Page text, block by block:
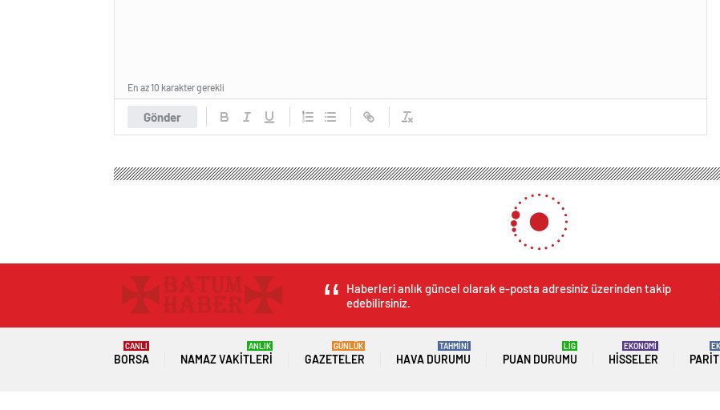
Gönder
En az 10 karakter gerekli
İHH’nin İstanbul’da düzenlediği Gazze’ye destek yürüyüşü sona erdi
İHH’nin İstanbul’da düzenlediği Gazze’ye
erdi